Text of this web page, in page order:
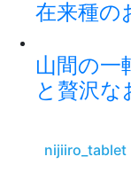
在来種の
山間の一
と贅沢な
nijiiro_tablet